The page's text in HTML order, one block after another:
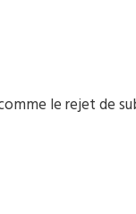
le rejet de